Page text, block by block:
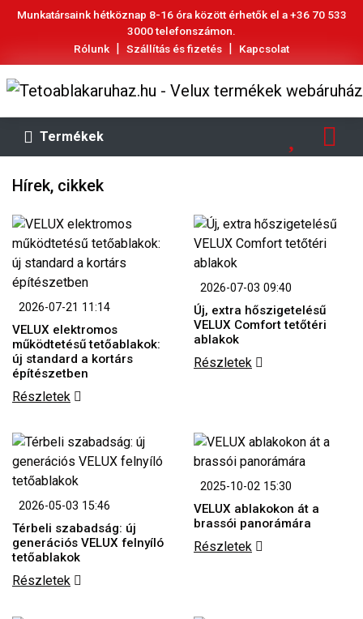
Munkatársaink hétköznap 8-16 óra között érhetők el a+36 70 533
3000telefonszámon.
Rólunk | Szállítás és fizetés | Kapcsolat
Termékek
Hírek, cikkek
2026-07-21 11:14
VELUX elektromos
működtetésű tetőablakok:
új standard a kortárs
építészetben
Részletek
2026-07-03 09:40
Új, extra hőszigetelésű
VELUX Comfort tetőtéri
ablakok
Részletek
2026-05-03 15:46
Térbeli szabadság: új
generációs VELUX felnyíló
tetőablakok
Részletek
2025-10-02 15:30
VELUX ablakokon át a
brassói panorámára
Részletek